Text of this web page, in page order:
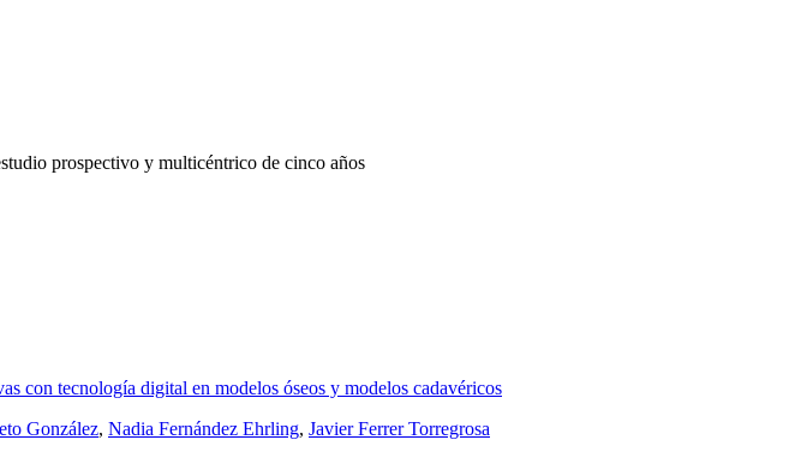
prospectivo y multicéntrico de cinco años
con tecnología digital en modelos óseos y modelos cadavéricos
González, Nadia Fernández Ehrling, Javier Ferrer Torregrosa